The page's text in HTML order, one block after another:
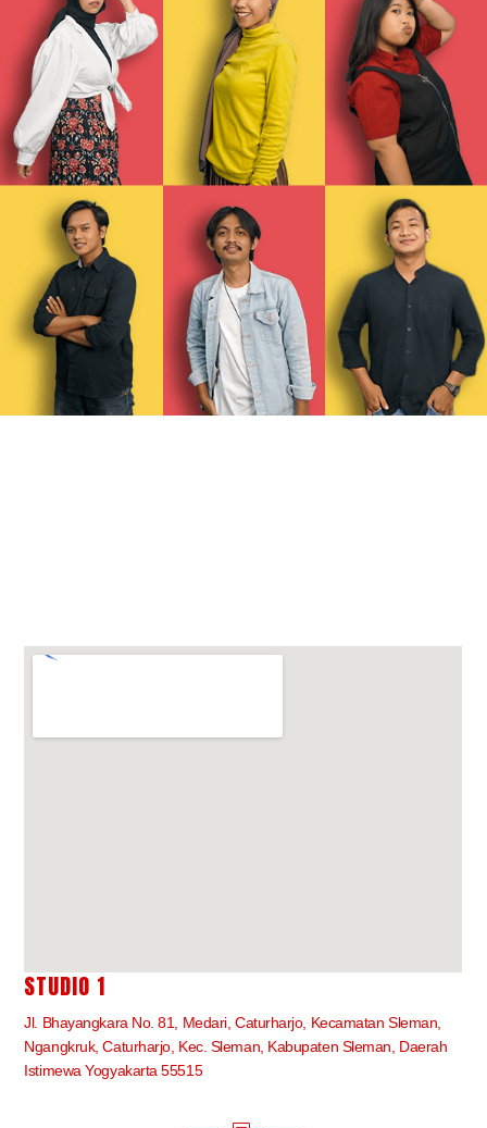
STUDIO 1
Jl. Bhayangkara No. 81, Medari, Caturharjo, Kecamatan Sleman,
Ngangkruk, Caturharjo, Kec. Sleman, Kabupaten Sleman, Daerah
Istimewa Yogyakarta 55515